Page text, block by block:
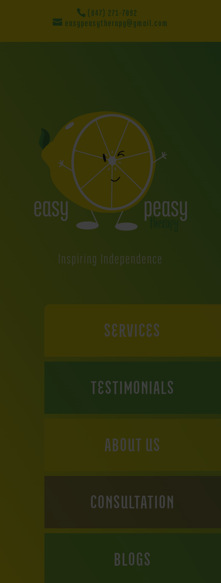
(847) 271-7092
easypeasytherapy@gmail.com
Inspiring Independence
SERVICES
TESTIMONIALS
ABOUT US
CONSULTATION
BLOGS